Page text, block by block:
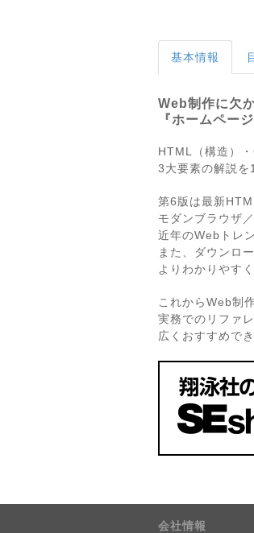
基本情報
Web制作に欠
『ホームペー
HTML（構造）
3大要素の解説を
第6版は最新
モダンブラウザ
近年のWebトレ
また、ダウンロ
よりわかりやす
これからWeb制
実務でのリファ
広くおすすめで
会社情報